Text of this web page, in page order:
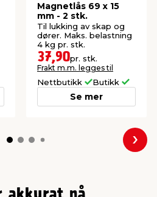
Magnetlås 69 x 15
mm - 2 stk.
Til lukking av skap og
dører. Maks. belastning
4 kg pr. stk.
37,90pr. stk.
Frakt m.m. legges til
Nettbutikk Butikk
Se mer